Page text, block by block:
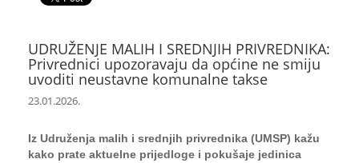
UDRUŽENJE MALIH I SREDNJIH PRIVREDNIKA:
Privrednici upozoravaju da općine ne smiju
uvoditi neustavne komunalne takse
23.01.2026.
Iz Udruženja malih i srednjih privrednika (UMSP) kažu
kako prate aktuelne prijedloge i pokušaje jedinica